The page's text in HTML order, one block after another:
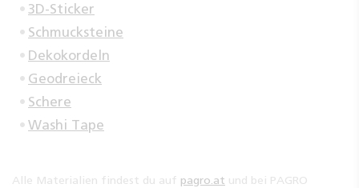
3D-Sticker
Schmucksteine
Dekokordeln
Geodreieck
Schere
Washi Tape
Alle Materialien findest du auf pagro.at und bei PAGRO